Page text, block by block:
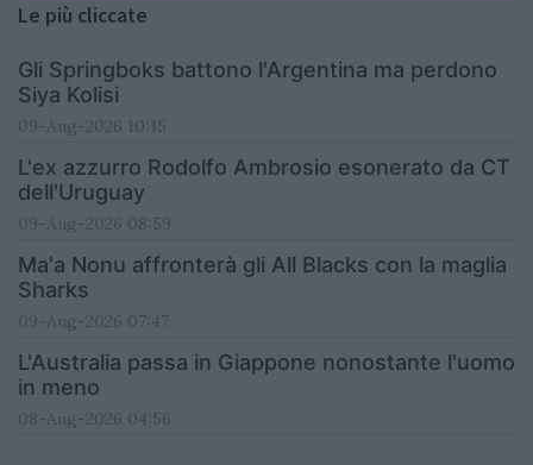
Le più cliccate
Gli Springboks battono l'Argentina ma perdono
Siya Kolisi
09-Aug-2026 10:15
L'ex azzurro Rodolfo Ambrosio esonerato da CT
dell'Uruguay
09-Aug-2026 08:59
Ma'a Nonu affronterà gli All Blacks con la maglia
Sharks
09-Aug-2026 07:47
L'Australia passa in Giappone nonostante l'uomo
in meno
08-Aug-2026 04:56